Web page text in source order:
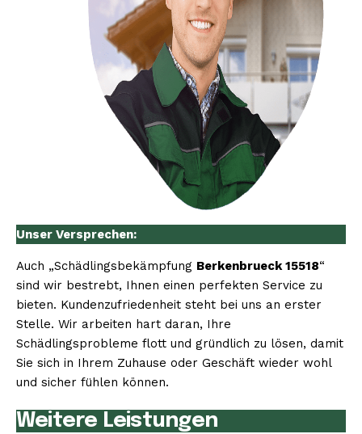
Unser Versprechen:
Auch „Schädlingsbekämpfung Berkenbrueck 15518“
sind wir bestrebt, Ihnen einen perfekten Service zu
bieten. Kundenzufriedenheit steht bei uns an erster
Stelle. Wir arbeiten hart daran, Ihre
Schädlingsprobleme flott und gründlich zu lösen, damit
Sie sich in Ihrem Zuhause oder Geschäft wieder wohl
und sicher fühlen können.
Weitere Leistungen